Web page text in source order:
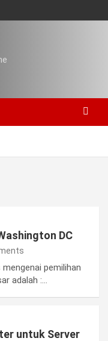
DC
pemilihan
adalah :…
untuk Server